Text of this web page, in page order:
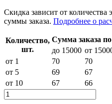
Скидка зависит от
суммы заказа. Подробнее о
Количество,
шт.
Сумма заказа
до 15000 от
от 1
70 70
от 5
69 67
от 10
67 66